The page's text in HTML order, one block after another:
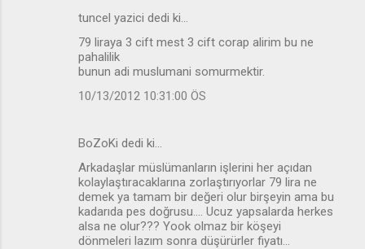
tuncel yazici dedi ki…
79 liraya 3 cift mest 3 cift corap alirim bu ne
pahalilik
bunun adi muslumani somurmektir.
10/13/2012 10:31:00 ÖS
BoZoKi dedi ki…
Arkadaşlar müslümanların işlerini her açıdan
kolaylaştıracaklarına zorlaştırıyorlar 79 lira ne
demek ya tamam bir değeri olur birşeyin ama bu
kadarıda pes doğrusu.... Ucuz yapsalarda herkes
alsa ne olur??? Yook olmaz bir köşeyi
dönmeleri lazım sonra düşürürler fiyatı...